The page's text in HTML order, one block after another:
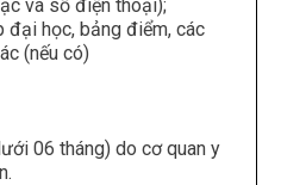
và số điện thoại);
đại học, bảng điểm, các
(nếu có)
06 tháng) do cơ quan y